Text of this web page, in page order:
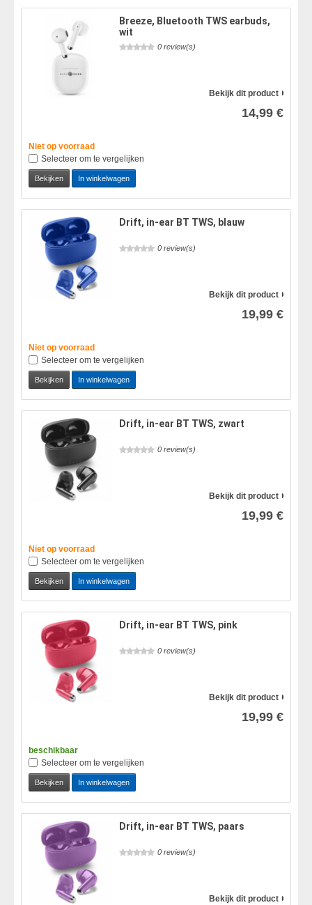
Breeze, Bluetooth TWS earbuds,
wit
0 review(s)
Bekijk dit product
14,99 €
Niet op voorraad
Selecteer om te vergelijken
Bekijken In winkelwagen
Drift, in-ear BT TWS, blauw
0 review(s)
Bekijk dit product
19,99 €
Niet op voorraad
Selecteer om te vergelijken
Bekijken In winkelwagen
Drift, in-ear BT TWS, zwart
0 review(s)
Bekijk dit product
19,99 €
Niet op voorraad
Selecteer om te vergelijken
Bekijken In winkelwagen
Drift, in-ear BT TWS, pink
0 review(s)
Bekijk dit product
19,99 €
beschikbaar
Selecteer om te vergelijken
Bekijken In winkelwagen
Drift, in-ear BT TWS, paars
0 review(s)
Bekijk dit product